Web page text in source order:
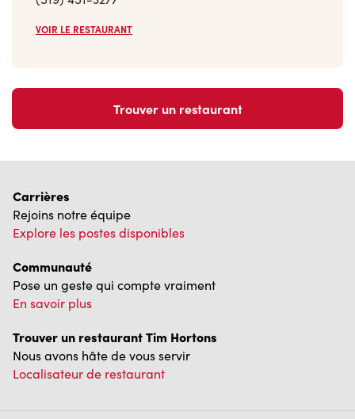
VOIR LE RESTAURANT
Trouver un restaurant
Rejoins notre équipe
Explore les postes disponibles
Communauté
Pose un geste qui compte vraiment
En savoir plus
Trouver un restaurant Tim Hortons
Nous avons hâte de vous servir
Localisateur de restaurant